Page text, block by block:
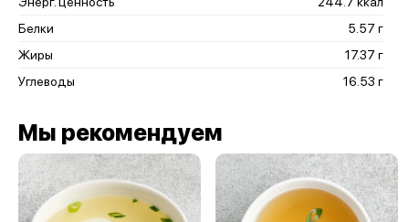
Белки
5.57 г
Жиры
17.37 г
Углеводы
16.53 г
Мы рекомендуем